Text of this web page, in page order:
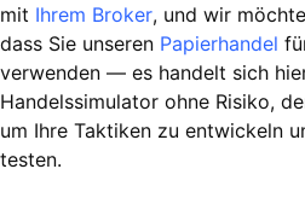
mit Ihrem Broker, und wir
dass Sie unseren Papierhandel
verwenden — es handelt sich
Handelssimulator ohne Risiko,
um Ihre Taktiken zu entwickeln
testen.